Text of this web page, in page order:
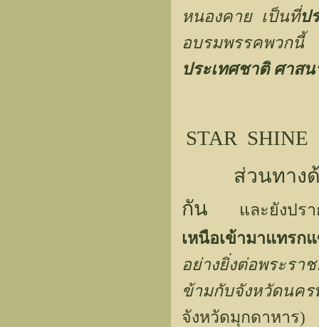
หนองคาย เป็นที่ป
อบรมพรรคพว
ประเทศชาติ ศาส
STAR
ส่วนทาง
กัน และยังปรา
เหนือเข้ามาแทรก
อย่างยิ่งต่อพระร
ข้ามกับจังหวัดนค
จังหวัดมุกดาหาร